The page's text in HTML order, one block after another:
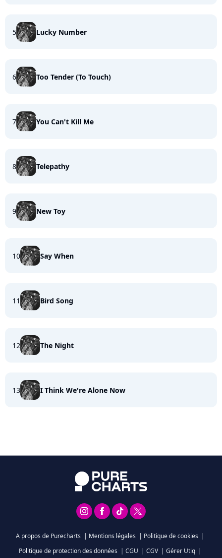
5 Lucky Number
6 Too Tender (To Touch)
7 You Can't Kill Me
8 Telepathy
9 New Toy
10 Say When
11 Bird Song
12 The Night
13 I Think We're Alone Now
A propos de Purecharts | Mentions légales | Politique de cookies |
Politique de protection des données | CGU | CGV | Gérer Utiq |